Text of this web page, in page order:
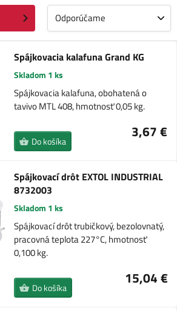
Odporúčame
Spájkovacia kalafuna Grand KG
Skladom 1 ks
Spájkovacia kalafuna, obohatená o
tavivo MTL 408, hmotnosť 0,05 kg.
3,67 €
Do košíka
Spájkovací drôt EXTOL INDUSTRIAL
8732003
Skladom 1 ks
Spájkovací drôt trubičkový, bezolovnatý,
pracovná teplota 227°C, hmotnosť
0,100 kg.
15,04 €
Do košíka